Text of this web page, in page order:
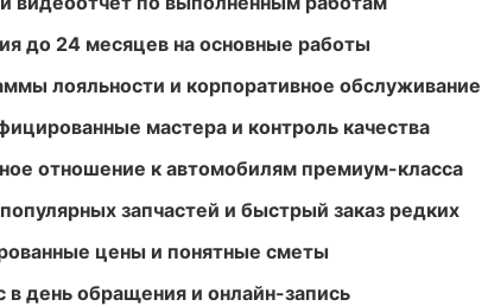
до 24 месяцев на основные работы
лояльности и корпоративное обслуживание
мастера и контроль качества
отношение к автомобилям премиум-класса
запчастей и быстрый заказ редких
цены и понятные сметы
в день обращения и онлайн-запись